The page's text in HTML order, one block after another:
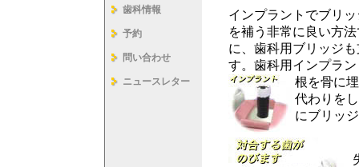
歯科情報
予約
問い合わせ
ニュースレター
インプラントでブリ
を補う非常に良い方
に、歯科用ブリッジ
す。歯科用インプラ
根を骨に
代わりを
にブリッ